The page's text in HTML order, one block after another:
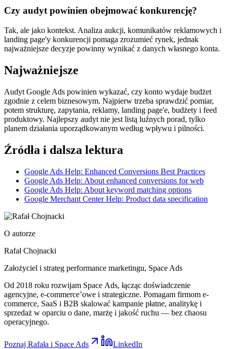
Czy audyt powinien obejmować konkurencję?
Tak, ale jako kontekst. Analiza aukcji, komunikatów reklamowych i
landing page'y konkurencji pomaga zrozumieć rynek, jednak
najważniejsze decyzje powinny wynikać z danych własnego konta.
Najważniejsze
Audyt Google Ads powinien wykazać, czy konto wydaje budżet
zgodnie z celem biznesowym. Najpierw trzeba sprawdzić pomiar,
potem strukturę, zapytania, reklamy, landing page'e, budżety i feed
produktowy. Najlepszy audyt nie jest listą luźnych porad, tylko
planem działania uporządkowanym według wpływu i pilności.
Źródła i dalsza lektura
Google Ads Help: Enhanced Conversions Best Practices
Google Ads Help: About enhanced conversions for web
Google Ads Help: About keyword matching options
Google Merchant Center Help: Product data specification
O autorze
Rafał Chojnacki
Założyciel i strateg performance marketingu, Space Ads
Od 2018 roku rozwijam Space Ads, łącząc doświadczenie
agencyjne, e-commerce’owe i strategiczne. Pomagam firmom e-
commerce, SaaS i B2B skalować kampanie płatne, analitykę i
sprzedaż w oparciu o dane, marżę i jakość ruchu — bez chaosu
operacyjnego.
Poznaj Rafała i Space Ads LinkedIn